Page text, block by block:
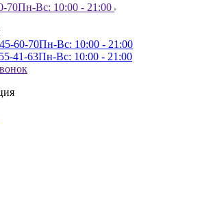
70Пн-Вс: 10:00 - 21:00
60-70Пн-Вс: 10:00 - 21:00
41-63Пн-Вс: 10:00 - 21:00